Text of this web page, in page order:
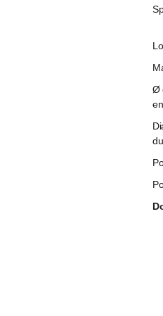
Ø